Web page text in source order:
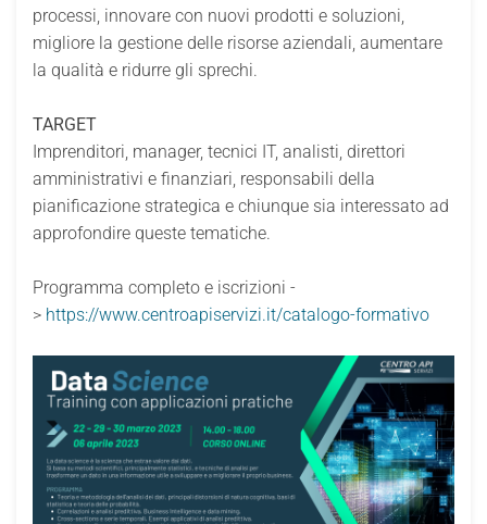
processi, innovare con nuovi prodotti e soluzioni,
migliore la gestione delle risorse aziendali, aumentare
la qualità e ridurre gli sprechi.
TARGET
Imprenditori, manager, tecnici IT, analisti, direttori
amministrativi e finanziari, responsabili della
pianificazione strategica e chiunque sia interessato ad
approfondire queste tematiche.
Programma completo e iscrizioni -
> https://www.centroapiservizi.it/catalogo-formativo